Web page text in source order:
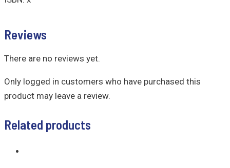
Reviews
There are no reviews yet.
Only logged in customers who have purchased this
product may leave a review.
Related products